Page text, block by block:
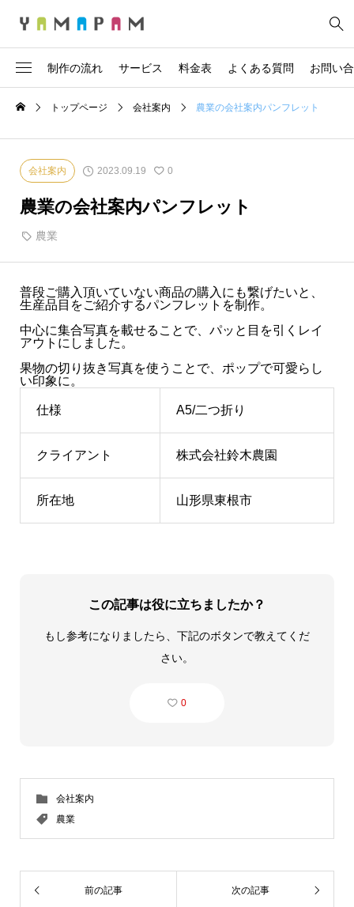
制作の流れ サービス 料金表 よくある質問 お問い
社員必携 2
観光パンフレット
報告書 3
学校案内
採用パンフレット 6
商品カタログ
ガイドブック
医療系パンフレット
トップページ 会社案内 農業の会社案内パンフレット
会社案内 2023.09.19 0
農業の会社案内パンフレット
農業
普段ご購入頂いていない商品の購入にも繋げたいと、
生産品目をご紹介するパンフレットを制作。
中心に集合写真を載せることで、パッと目を引くレイ
アウトにしました。
果物の切り抜き写真を使うことで、ポップで可愛らし
い印象に。
仕様 A5/二つ折り
クライアント 株式会社鈴木農園
所在地 山形県東根市
この記事は役に立ちましたか？
もし参考になりましたら、下記のボタンで教えてくだ
さい。
0
会社案内
農業
前の記事 次の記事